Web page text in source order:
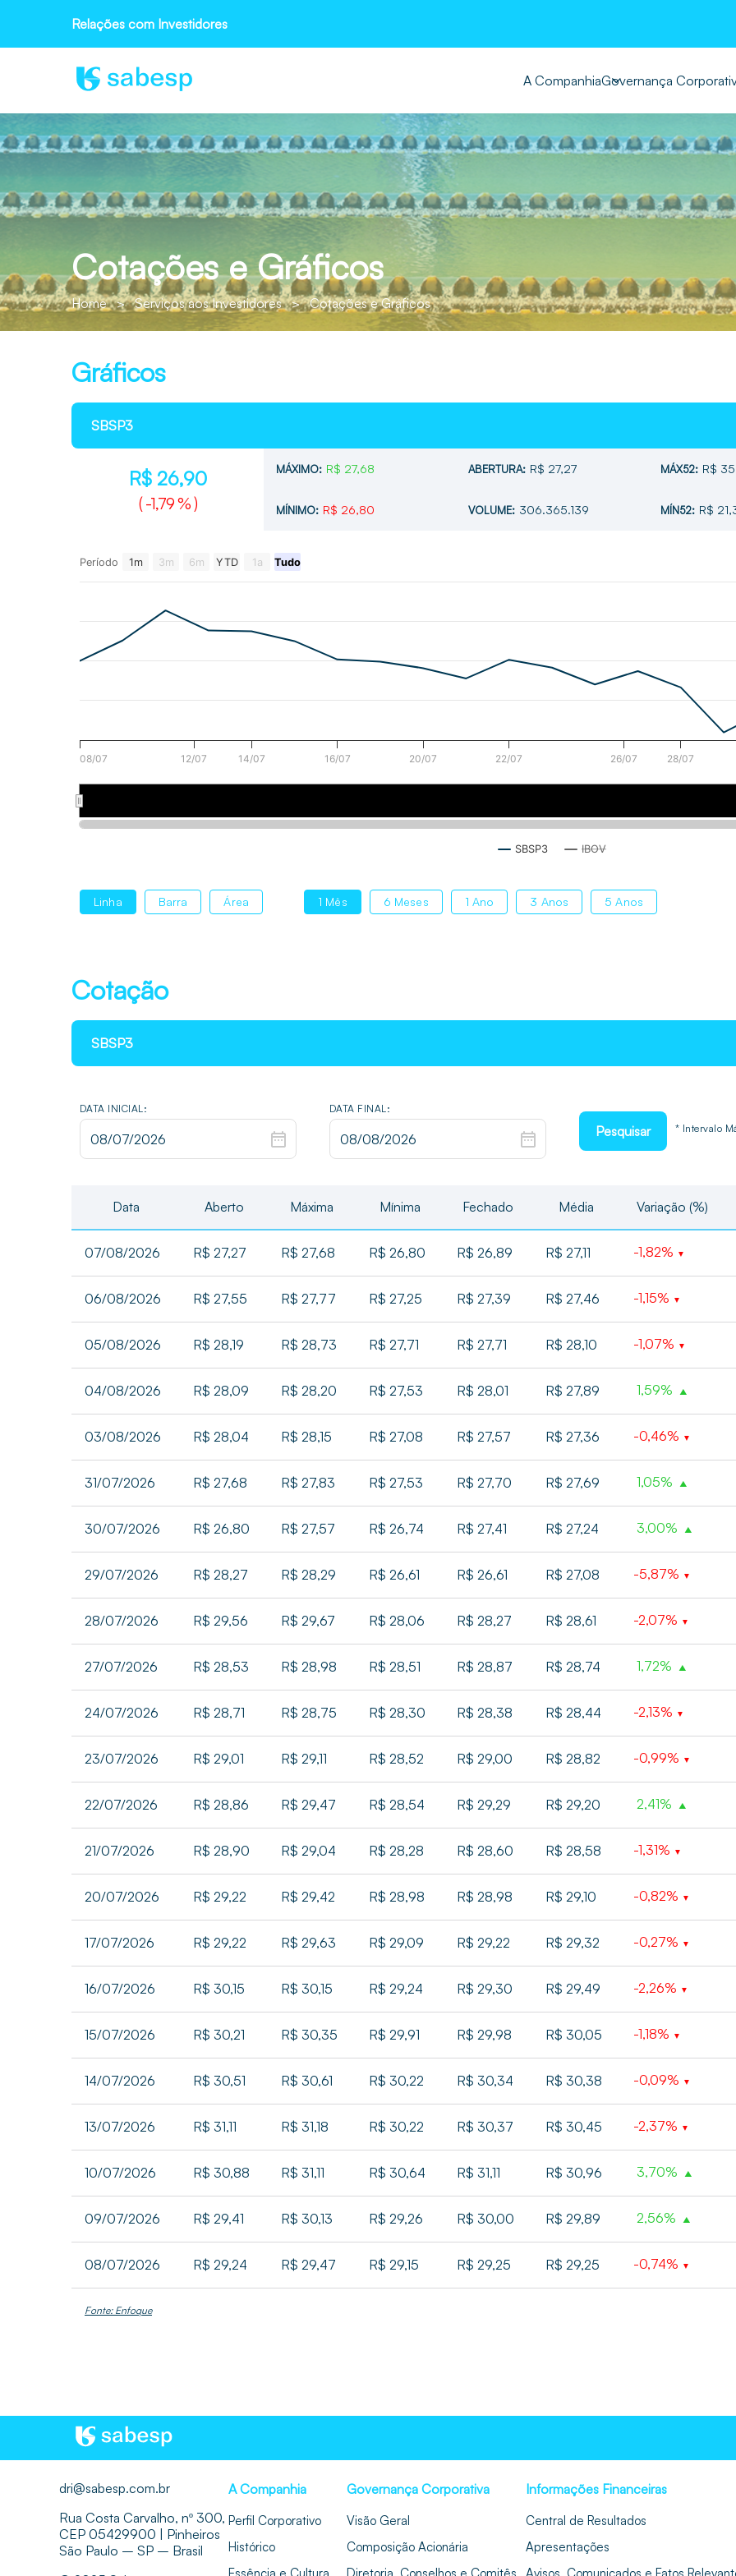
Relações com Investidores
A CompanhiaGovernança
Cotações e Gráficos
Home > Serviços aos Investidores > Cotações e Gráficos
Gráficos
SBSP3
R$ 26,90
( -1,79 %)
MÁXIMO: R$ 27,68
MÍNIMO: R$ 26,80
ABERTURA: R$ 27,27
VOLUME: 306.365.139
MÁX52: R$
MÍN52: R$
Período 1m 3m 6m YTD 1a Tudo
IBOV
SBSP3
08/07 12/07 14/07 16/07 20/07 22/07 26/07 28/07
Cotação
SBSP3
DATA INICIAL: DATA FINAL:
Pesquisar * Intervalo
Data Aberto Máxima Mínima Fechado Média Variação (%)
07/08/2026 R$ 27,27 R$ 27,68 R$ 26,80 R$ 26,89 R$ 27,11 -1,82%
06/08/2026 R$ 27,55 R$ 27,77 R$ 27,25 R$ 27,39 R$ 27,46 -1,15%
05/08/2026 R$ 28,19 R$ 28,73 R$ 27,71 R$ 27,71 R$ 28,10 -1,07%
04/08/2026 R$ 28,09 R$ 28,20 R$ 27,53 R$ 28,01 R$ 27,89 1,59%
03/08/2026 R$ 28,04 R$ 28,15 R$ 27,08 R$ 27,57 R$ 27,36 -0,46%
31/07/2026 R$ 27,68 R$ 27,83 R$ 27,53 R$ 27,70 R$ 27,69 1,05%
30/07/2026 R$ 26,80 R$ 27,57 R$ 26,74 R$ 27,41 R$ 27,24 3,00%
29/07/2026 R$ 28,27 R$ 28,29 R$ 26,61 R$ 26,61 R$ 27,08 -5,87%
28/07/2026 R$ 29,56 R$ 29,67 R$ 28,06 R$ 28,27 R$ 28,61 -2,07%
27/07/2026 R$ 28,53 R$ 28,98 R$ 28,51 R$ 28,87 R$ 28,74 1,72%
24/07/2026 R$ 28,71 R$ 28,75 R$ 28,30 R$ 28,38 R$ 28,44 -2,13%
23/07/2026 R$ 29,01 R$ 29,11 R$ 28,52 R$ 29,00 R$ 28,82 -0,99%
22/07/2026 R$ 28,86 R$ 29,47 R$ 28,54 R$ 29,29 R$ 29,20 2,41%
21/07/2026 R$ 28,90 R$ 29,04 R$ 28,28 R$ 28,60 R$ 28,58 -1,31%
20/07/2026 R$ 29,22 R$ 29,42 R$ 28,98 R$ 28,98 R$ 29,10 -0,82%
17/07/2026 R$ 29,22 R$ 29,63 R$ 29,09 R$ 29,22 R$ 29,32 -0,27%
16/07/2026 R$ 30,15 R$ 30,15 R$ 29,24 R$ 29,30 R$ 29,49 -2,26%
15/07/2026 R$ 30,21 R$ 30,35 R$ 29,91 R$ 29,98 R$ 30,05 -1,18%
14/07/2026 R$ 30,51 R$ 30,61 R$ 30,22 R$ 30,34 R$ 30,38 -0,09%
13/07/2026 R$ 31,11 R$ 31,18 R$ 30,22 R$ 30,37 R$ 30,45 -2,37%
10/07/2026 R$ 30,88 R$ 31,11 R$ 30,64 R$ 31,11 R$ 30,96 3,70%
09/07/2026 R$ 29,41 R$ 30,13 R$ 29,26 R$ 30,00 R$ 29,89 2,56%
08/07/2026 R$ 29,24 R$ 29,47 R$ 29,15 R$ 29,25 R$ 29,25 -0,74%
Fonte: Enfoque
dri@sabesp.com.br
Rua Costa Carvalho, nº 300,
CEP 05429900 | Pinheiros
São Paulo – SP – Brasil
A Companhia
Perfil Corporativo
Histórico
Governança Corporativa
Visão Geral
Composição Acionária
Informações Financeiras
Central de Resultados
Apresentações